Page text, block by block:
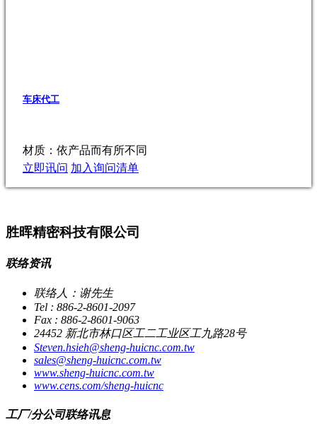
车床代工
材质：依产品而有所不同
立即讯问 加入询问清单
胜晖精密科技有限公司
联络资讯
联络人：谢先生
Tel : 886-2-8601-2097
Fax : 886-2-8601-9063
24452 新北市林口区工二工业区工九路28号
Steven.hsieh@sheng-huicnc.com.tw
sales@sheng-huicnc.com.tw
www.sheng-huicnc.com.tw
www.cens.com/sheng-huicnc
工厂/分公司联络讯息